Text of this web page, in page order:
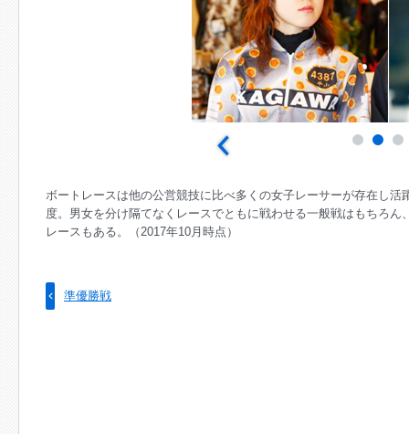
ボートレースは他の公営競技に比べ多くの女子レーサーが存在し
度。男女を分け隔てなくレースでともに戦わせる一般戦はもちろ
レースもある。（2017年10月時点）
準優勝戦